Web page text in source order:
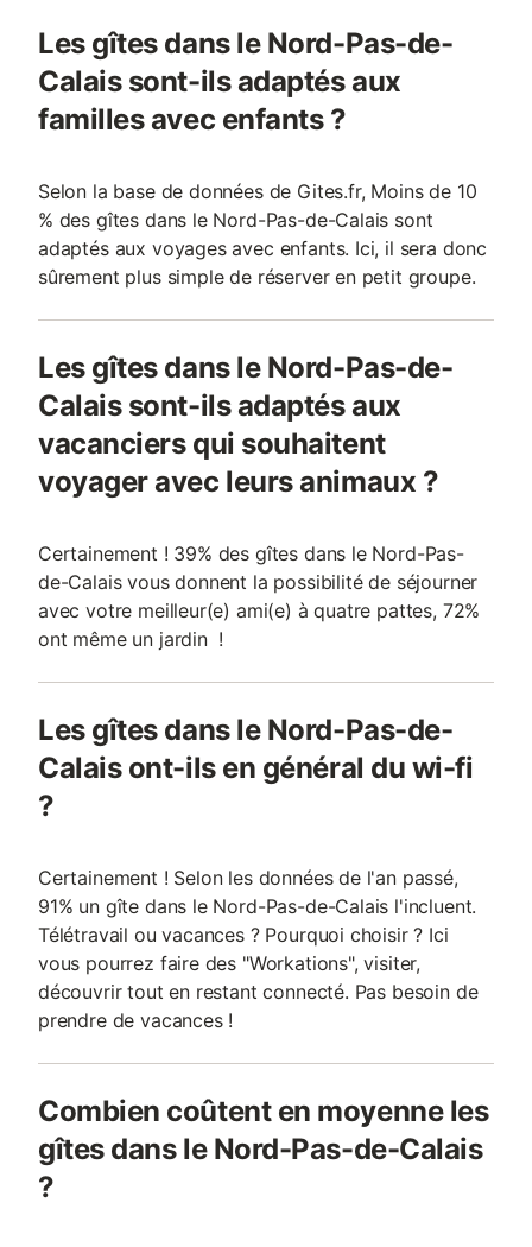
Les gîtes dans le Nord-Pas-de-
Calais sont-ils adaptés aux
familles avec enfants ?
Selon la base de données de Gites.fr, Moins de 10
% des gîtes dans le Nord-Pas-de-Calais sont
adaptés aux voyages avec enfants. Ici, il sera donc
sûrement plus simple de réserver en petit groupe.
Les gîtes dans le Nord-Pas-de-
Calais sont-ils adaptés aux
vacanciers qui souhaitent
voyager avec leurs animaux ?
Certainement ! 39% des gîtes dans le Nord-Pas-
de-Calais vous donnent la possibilité de séjourner
avec votre meilleur(e) ami(e) à quatre pattes, 72%
ont même un jardin !
Les gîtes dans le Nord-Pas-de-
Calais ont-ils en général du wi-fi
?
Certainement ! Selon les données de l'an passé,
91% un gîte dans le Nord-Pas-de-Calais l'incluent.
Télétravail ou vacances ? Pourquoi choisir ? Ici
vous pourrez faire des "Workations", visiter,
découvrir tout en restant connecté. Pas besoin de
prendre de vacances !
Combien coûtent en moyenne les
gîtes dans le Nord-Pas-de-Calais
?